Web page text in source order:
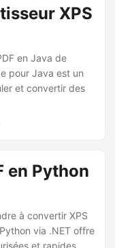
XPS
en Java de
pour Java est un
et convertir des
en Python
à convertir XPS
via .NET offre
et rapides.